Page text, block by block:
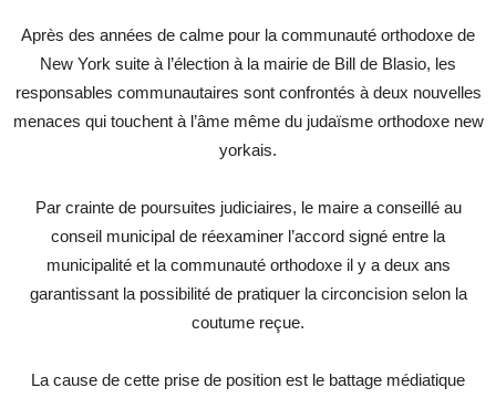
Après des années de calme pour la communauté orthodoxe de
New York suite à l’élection à la mairie de Bill de Blasio, les
responsables communautaires sont confrontés à deux nouvelles
menaces qui touchent à l’âme même du judaïsme orthodoxe new
yorkais.
Par crainte de poursuites judiciaires, le maire a conseillé au
conseil municipal de réexaminer l’accord signé entre la
municipalité et la communauté orthodoxe il y a deux ans
garantissant la possibilité de pratiquer la circoncision selon la
coutume reçue.
La cause de cette prise de position est le battage médiatique